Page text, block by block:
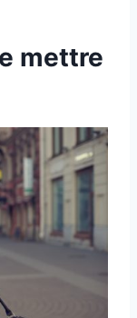
mettre